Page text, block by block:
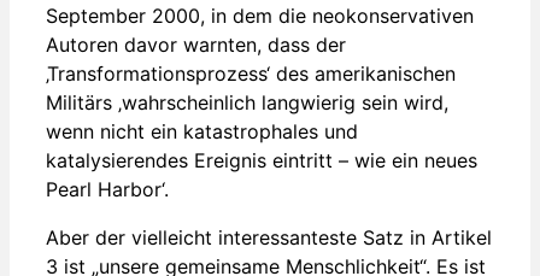
September 2000, in dem die neokonservativen
Autoren davor warnten, dass der
‚Transformationsprozess‘ des amerikanischen
Militärs ‚wahrscheinlich langwierig sein wird,
wenn nicht ein katastrophales und
katalysierendes Ereignis eintritt – wie ein neues
Pearl Harbor‘.
Aber der vielleicht interessanteste Satz in Artikel
3 ist „unsere gemeinsame Menschlichkeit“. Es ist